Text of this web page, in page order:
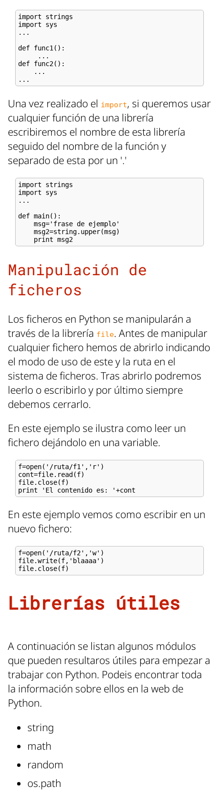
import strings
import sys
...
def func1():
def func2():
Una vez realizado el import, si queremos usar
cualquier función de una librería
escribiremos el nombre de esta librería
seguido del nombre de la función y
separado de esta por un '.'
import strings
import sys
...
def main():
    print msg2
Manipulación de
ficheros
Los ficheros en Python se manipularán a
través de la librería file. Antes de manipular
cualquier fichero hemos de abrirlo indicando
el modo de uso de este y la ruta en el
sistema de ficheros. Tras abrirlo podremos
leerlo o escribirlo y por último siempre
debemos cerrarlo.
En este ejemplo se ilustra como leer un
fichero dejándolo en una variable.
f=open('/ruta/f1','r')
cont=file.read(f)
file.close(f)
En este ejemplo vemos como escribir en un
nuevo fichero:
f=open('/ruta/f2','w')
file.write(f,'blaaaa')
Librerías útiles
A continuación se listan algunos módulos
que pueden resultaros útiles para empezar a
trabajar con Python. Podeis encontrar toda
la información sobre ellos en la web de
Python.
string
math
random
os.path